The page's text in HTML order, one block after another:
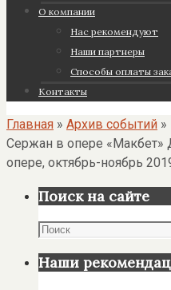
О компании
Нас рекомендуют
Наши партнеры
Cпособы оплаты
Контакты
Главная » Архив событий »
Сержан в опере «Макбет»
опере, октябрь-ноябрь
Поиск на сайте
Поиск
Наши